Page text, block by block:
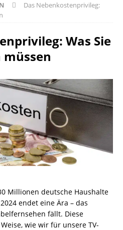
Das Nebenkostenprivileg:
Was Sie
Millionen deutsche Haushalte
endet eine Ära – das
fällt. Diese
wie wir für unsere TV-